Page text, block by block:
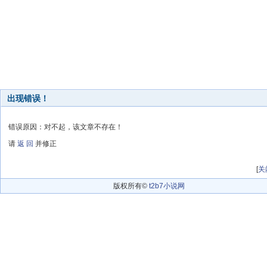
出现错误！
错误原因：对不起，该文章不存在！
请 返 回 并修正
[关
版权所有© t2b7小说网